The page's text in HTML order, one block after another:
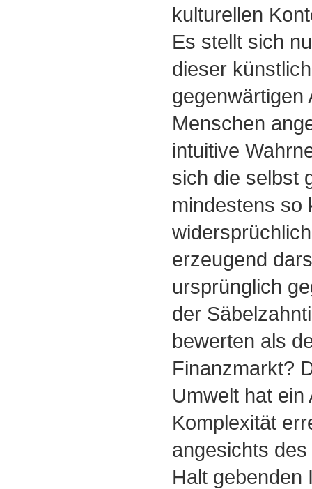
kulturellen
Es stellt sich
dieser
gegenwärtigen
Menschen
intuitive
sich die selbst
mindestens so
erzeugend
ursprünglich
der
bewerten als
Finanzmarkt?
Umwelt hat ein
Komplexität
angesichts
Halt gebenden